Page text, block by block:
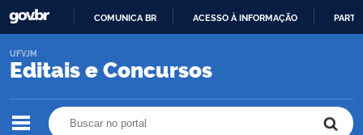
O
COMUNICA BR ACESSO À INFORMAÇÃO
Editais e Concursos
UFVJM